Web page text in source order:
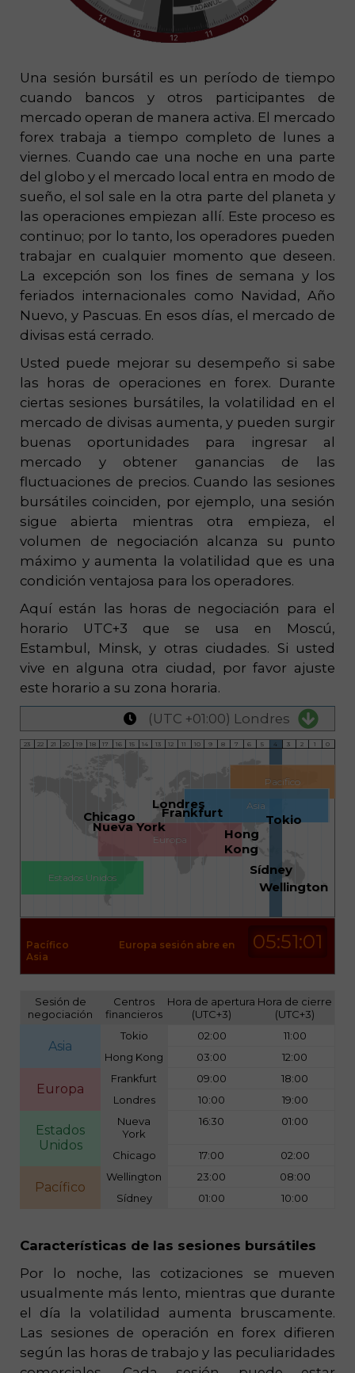
Una sesión bursátil es un período de tiempo
cuando bancos y otros participantes de
mercado operan de manera activa. El mercado
forex trabaja a tiempo completo de lunes a
viernes. Cuando cae una noche en una parte
del globo y el mercado local entra en modo de
sueño, el sol sale en la otra parte del planeta y
las operaciones empiezan allí. Este proceso es
continuo; por lo tanto, los operadores pueden
trabajar en cualquier momento que deseen.
La excepción son los fines de semana y los
feriados internacionales como Navidad, Año
Nuevo, y Pascuas. En esos días, el mercado de
divisas está cerrado.
Usted puede mejorar su desempeño si sabe
las horas de operaciones en forex. Durante
ciertas sesiones bursátiles, la volatilidad en el
mercado de divisas aumenta, y pueden surgir
buenas oportunidades para ingresar al
mercado y obtener ganancias de las
fluctuaciones de precios. Cuando las sesiones
bursátiles coinciden, por ejemplo, una sesión
sigue abierta mientras otra empieza, el
volumen de negociación alcanza su punto
máximo y aumenta la volatilidad que es una
condición ventajosa para los operadores.
Aquí están las horas de negociación para el
horario UTC+3 que se usa en Moscú,
Estambul, Minsk, y otras ciudades. Si usted
vive en alguna otra ciudad, por favor ajuste
este horario a su zona horaria.
(UTC +01:00) Londres
23 22 21 20 19 18 17 16 15 14 13 12 11 10 9 8 7 6 5 4 3 2 1 0
Tokio
Hong
Kong
Frankfurt
Londres
Nueva York
Chicago
Wellington
Sídney
Pacífico
Asia
Europa
Estados Unidos
Pacífico
Asia
Europa sesión abre en 05:51:01
Sesión de
negociación
Centros
financieros
Hora de apertura
(UTC+3)
Hora de cierre
(UTC+3)
Asia
Tokio 02:00
11:00
Hong Kong
03:00 12:00
Europa
Frankfurt 09:00
18:00
Londres
10:00 19:00
Estados
Unidos
Nueva
York
16:30 01:00
Chicago 17:00 02:00
Pacífico
Wellington 23:00
08:00
Sídney
01:00 10:00
Características de las sesiones bursátiles
Por lo noche, las cotizaciones se mueven
usualmente más lento, mientras que durante
el día la volatilidad aumenta bruscamente.
Las sesiones de operación en forex difieren
según las horas de trabajo y las peculiaridades